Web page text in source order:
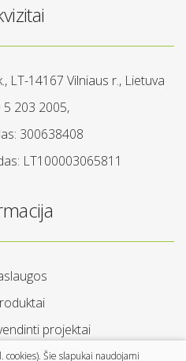
LT-14167 Vilniaus r., Lietuva
5 203 2005,
300638408
LT100003065811
projektai
mus
cookies). Šie slapukai naudojami